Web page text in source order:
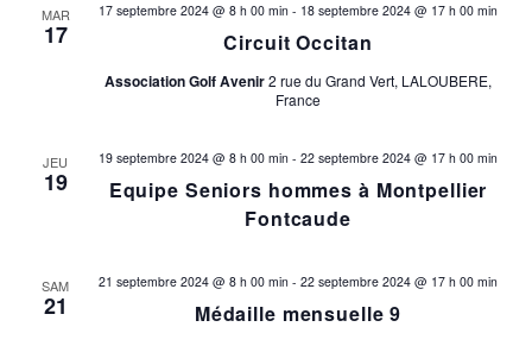
MAR
17 Circuit Occitan
17 septembre 2024 @ 8 h 00 min - 18 septembre 2024 @ 17 h 00 min
Association Golf Avenir2 rue du Grand Vert, LALOUBERE,
France
JEU
19
Equipe Seniors hommes à Montpellier
Fontcaude
19 septembre 2024 @ 8 h 00 min - 22 septembre 2024 @ 17 h 00 min
SAM
21 Médaille mensuelle 9
21 septembre 2024 @ 8 h 00 min - 22 septembre 2024 @ 17 h 00 min